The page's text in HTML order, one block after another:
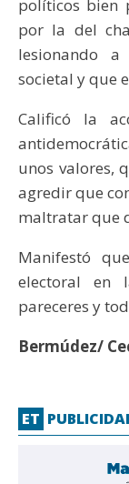
políticos bien
por la del
lesionando
societal y que
Calificó la
unos valores,
agredir que
maltratar que
Manifestó
electoral en
pareceres y
Bermúdez/
ET